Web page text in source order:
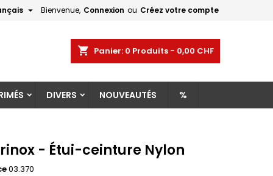
Bienvenue, Connexion ou Créez votre compte

shopping_cart Panier: 0 Produits - 0,00 CHF
DIVERS NOUVEAUTÉS %
- Étui-ceinture Nylon
03.370